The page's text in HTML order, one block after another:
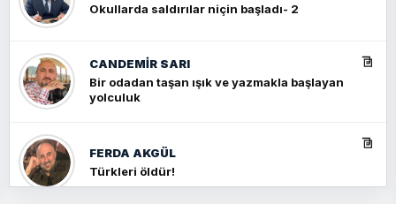
Okullarda saldırılar niçin başladı- 2
CANDEMIR SARI
Bir odadan taşan ışık ve yazmakla başlayan
yolculuk
FERDA AKGÜL
Türkleri öldür!